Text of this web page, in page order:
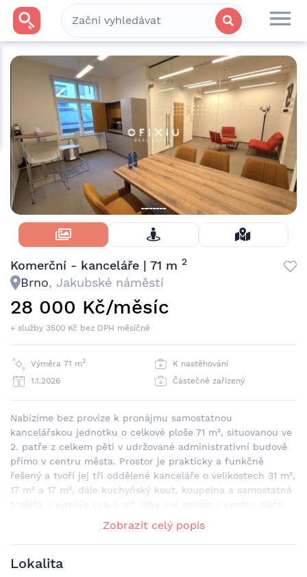
Skrýt Fotky
Komerční - kanceláře | 71 m 2
Brno, Jakubské náměstí
28 000 Kč/měsíc
+ služby 3500 Kč bez DPH měsíčně
Výměra 71 m2
K nastěhování
1.1.2026
Částečně zařízený
Nabízíme bez provize k pronájmu samostatnou
kancelářskou jednotku o celkové ploše 71 m², situovanou ve
2. patře z celkem pěti v udržované administrativní budově
přímo v centru města. Prostor je prakticky a funkčně
řešený a tvoří jej tři oddělené kanceláře o velikostech 31 m²,
17 m² a 17 m², dále kuchyňský kout, koupelna a samostatná
na dosah veškerou občanskou vybavenost, restaurace,
kavárny i služby, a zároveň výbornou dostupnost MHD i
autem. V rámci celé jednotky je instalována strukturovaná
kabeláž svedená do serverovny, což umožňuje
Zobrazit celý popis
Lokalita